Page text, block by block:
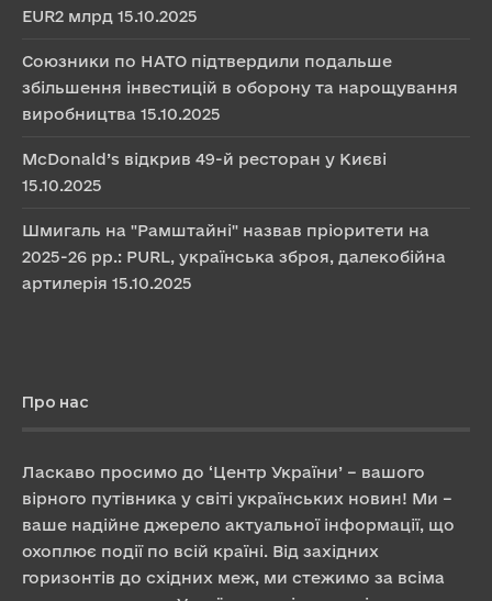
EUR2 млрд 15.10.2025
Союзники по НАТО підтвердили подальше
збільшення інвестицій в оборону та нарощування
виробництва 15.10.2025
McDonald’s відкрив 49-й ресторан у Києві
15.10.2025
Шмигаль на "Рамштайні" назвав пріоритети на
2025-26 рр.: PURL, українська зброя, далекобійна
артилерія 15.10.2025
Про нас
Ласкаво просимо до ‘Центр України’ – вашого
вірного путівника у світі українських новин! Ми –
ваше надійне джерело актуальної інформації, що
охоплює події по всій країні. Від західних
горизонтів до східних меж, ми стежимо за всіма